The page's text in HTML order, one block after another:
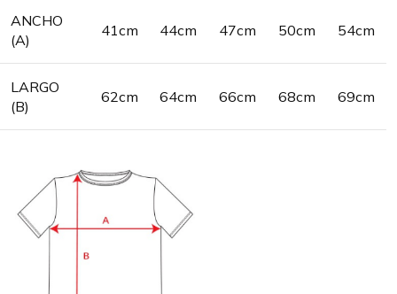
ANCHO
(A)
41cm 44cm 47cm 50cm 54cm
LARGO
(B)
62cm 64cm 66cm 68cm 69cm